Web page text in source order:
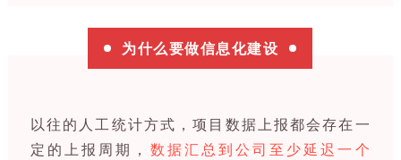
为什么要做信息化建设
以往的人工统计方式，项目数据上报都会存在一
定的上报周期， 数据汇总到公司至少延迟一个